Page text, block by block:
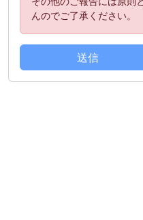
んのでご了承ください。